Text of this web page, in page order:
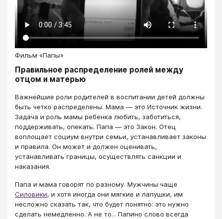
Фильм «Папы»
Правильное распределение ролей между
отцом и матерью
Важнейшие роли родителей в воспитании детей должны
быть четко распределены. Мама — это Источник жизни.
Задача и роль мамы ребенка любить, заботиться,
поддерживать, опекать. Папа — это Закон. Отец
воплощает социум внутри семьи, устанавливает законы
и правила. Он может и должен оценивать,
устанавливать границы, осуществлять санкции и
наказания.
Папа и мама говорят по разному. Мужчины чаще
Силовики, и хотя иногда они мягкие и лапушки, им
несложно сказать так, что будет понятно: это нужно
сделать немедленно. А не то... Папино слово всегда